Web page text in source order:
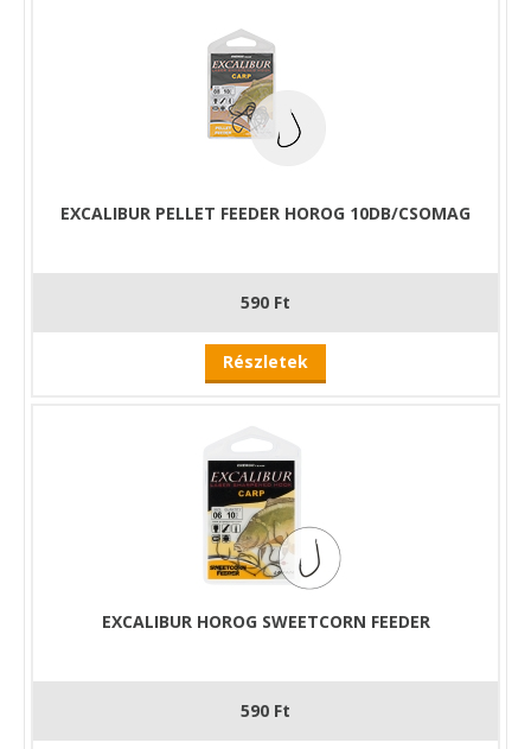
EXCALIBUR PELLET FEEDER HOROG 10DB/CSOMAG
590 Ft
Részletek
EXCALIBUR HOROG SWEETCORN FEEDER
590 Ft